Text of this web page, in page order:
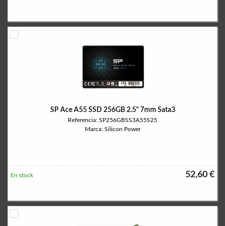
SP Ace A55 SSD 256GB 2.5" 7mm Sata3
Referencia: SP256GBSS3A55S25
Marca: Silicon Power
52,60 €
En stock